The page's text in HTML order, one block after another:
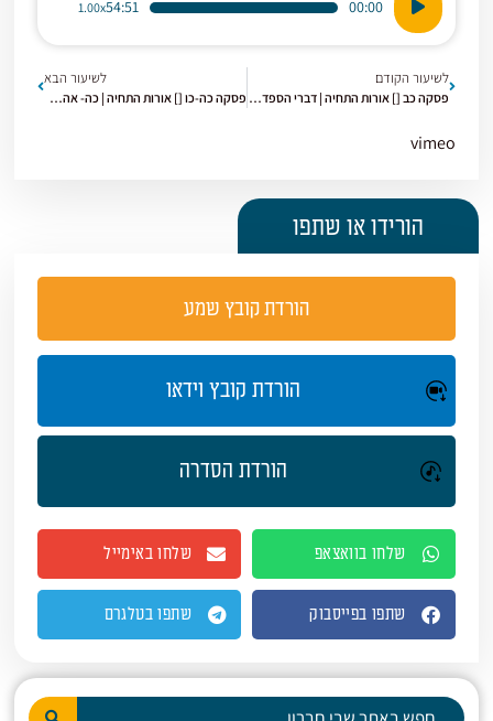
אודיו
00:00
54:51
1.00x
לשיעור הקודם
פסקה כב [] אורות התחיה | דברי הספד לרב מרדכי זצ'ל – תכונת האהבה
לשיעור הבא
פסקה כה-כו [] אורות התחיה | כה- אהבת ישראל (7) כו- אמונה
vimeo
הורידו או שתפו
הורדת קובץ שמע
הורדת קובץ וידאו
הורדת הסדרה
שלחו בוואצאפ שלחו באימייל
שתפו בפייסבוק שתפו בטלגרם